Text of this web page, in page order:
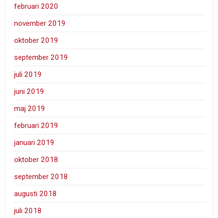
februari 2020
november 2019
oktober 2019
september 2019
juli 2019
juni 2019
maj 2019
februari 2019
januari 2019
oktober 2018
september 2018
augusti 2018
juli 2018